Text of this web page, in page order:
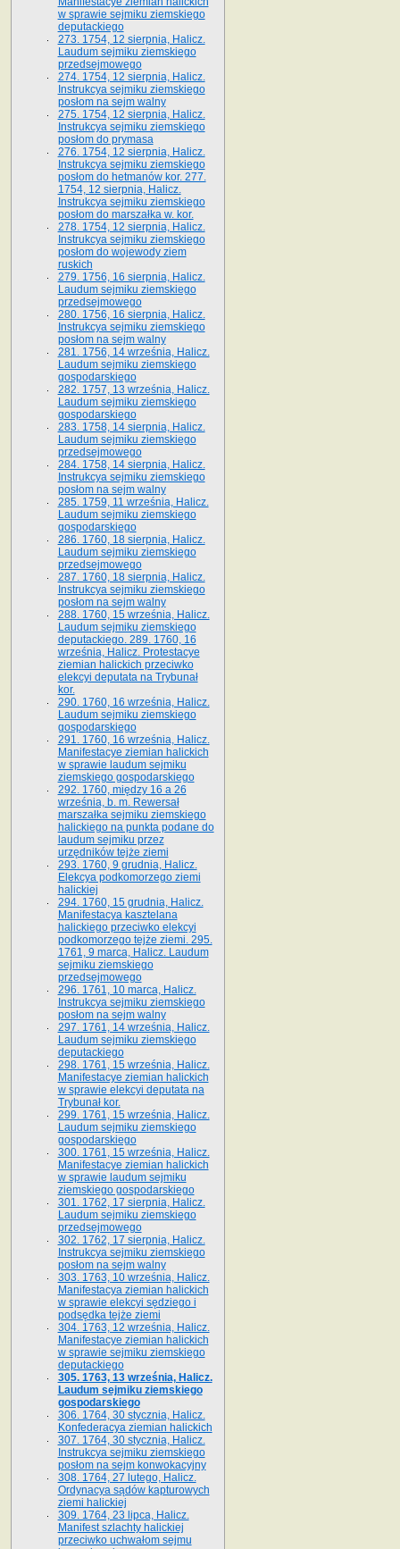
w sprawie sejmiku ziemskiego
deputackiego
273. 1754, 12 sierpnia, Halicz.
Laudum sejmiku ziemskiego
przedsejmowego
274. 1754, 12 sierpnia, Halicz.
Instrukcya sejmiku ziemskiego
posłom na sejm walny
275. 1754, 12 sierpnia, Halicz.
Instrukcya sejmiku ziemskiego
posłom do prymasa
276. 1754, 12 sierpnia, Halicz.
Instrukcya sejmiku ziemskiego
posłom do hetmanów kor. 277.
1754, 12 sierpnia, Halicz.
Instrukcya sejmiku ziemskiego
posłom do marszałka w. kor.
278. 1754, 12 sierpnia, Halicz.
Instrukcya sejmiku ziemskiego
posłom do wojewody ziem
ruskich
279. 1756, 16 sierpnia, Halicz.
Laudum sejmiku ziemskiego
przedsejmowego
280. 1756, 16 sierpnia, Halicz.
Instrukcya sejmiku ziemskiego
posłom na sejm walny
281. 1756, 14 września, Halicz.
Laudum sejmiku ziemskiego
gospodarskiego
282. 1757, 13 września, Halicz.
Laudum sejmiku ziemskiego
gospodarskiego
283. 1758, 14 sierpnia, Halicz.
Laudum sejmiku ziemskiego
przedsejmowego
284. 1758, 14 sierpnia, Halicz.
Instrukcya sejmiku ziemskiego
posłom na sejm walny
285. 1759, 11 września, Halicz.
Laudum sejmiku ziemskiego
gospodarskiego
286. 1760, 18 sierpnia, Halicz.
Laudum sejmiku ziemskiego
przedsejmowego
287. 1760, 18 sierpnia, Halicz.
Instrukcya sejmiku ziemskiego
posłom na sejm walny
288. 1760, 15 września, Halicz.
Laudum sejmiku ziemskiego
deputackiego. 289. 1760, 16
września, Halicz. Protestacye
ziemian halickich przeciwko
elekcyi deputata na Trybunał
kor.
290. 1760, 16 września, Halicz.
Laudum sejmiku ziemskiego
gospodarskiego
291. 1760, 16 września, Halicz.
Manifestacye ziemian halickich
w sprawie laudum sejmiku
ziemskiego gospodarskiego
292. 1760, między 16 a 26
września, b. m. Rewersał
marszałka sejmiku ziemskiego
halickiego na punkta podane do
laudum sejmiku przez
urzędników tejże ziemi
293. 1760, 9 grudnia, Halicz.
Elekcya podkomorzego ziemi
halickiej
294. 1760, 15 grudnia, Halicz.
Manifestacya kasztelana
halickiego przeciwko elekcyi
podkomorzego tejże ziemi. 295.
1761, 9 marca, Halicz. Laudum
sejmiku ziemskiego
przedsejmowego
296. 1761, 10 marca, Halicz.
Instrukcya sejmiku ziemskiego
posłom na sejm walny
297. 1761, 14 września, Halicz.
Laudum sejmiku ziemskiego
deputackiego
298. 1761, 15 września, Halicz.
Manifestacye ziemian halickich
w sprawie elekcyi deputata na
Trybunał kor.
299. 1761, 15 września, Halicz.
Laudum sejmiku ziemskiego
gospodarskiego
300. 1761, 15 września, Halicz.
Manifestacye ziemian halickich
w sprawie laudum sejmiku
ziemskiego gospodarskiego
301. 1762, 17 sierpnia, Halicz.
Laudum sejmiku ziemskiego
przedsejmowego
302. 1762, 17 sierpnia, Halicz.
Instrukcya sejmiku ziemskiego
posłom na sejm walny
303. 1763, 10 września, Halicz.
Manifestacya ziemian halickich
w sprawie elekcyi sędziego i
podsędka tejże ziemi
304. 1763, 12 września, Halicz.
Manifestacye ziemian halickich
w sprawie sejmiku ziemskiego
deputackiego
305. 1763, 13 września, Halicz.
Laudum sejmiku ziemskiego
gospodarskiego
306. 1764, 30 stycznia, Halicz.
Konfederacya ziemian halickich
307. 1764, 30 stycznia, Halicz.
Instrukcya sejmiku ziemskiego
posłom na sejm konwokacyjny
308. 1764, 27 lutego, Halicz.
Ordynacya sądów kapturowych
ziemi halickiej
309. 1764, 23 lipca, Halicz.
Manifest szlachty halickiej
przeciwko uchwałom sejmu